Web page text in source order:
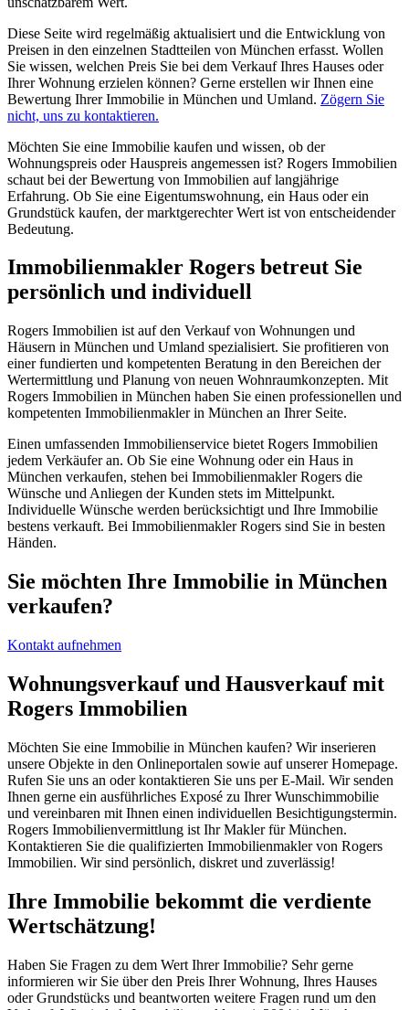
Diese Seite wird regelmäßig aktualisiert und die Entwicklung von
Preisen in den einzelnen Stadtteilen von München erfasst. Wollen
Sie wissen, welchen Preis Sie bei dem Verkauf Ihres Hauses oder
Ihrer Wohnung erzielen können? Gerne erstellen wir Ihnen eine
Bewertung Ihrer Immobilie in München und Umland. Zögern Sie
nicht, uns zu kontaktieren.
Möchten Sie eine Immobilie kaufen und wissen, ob der
Wohnungspreis oder Hauspreis angemessen ist? Rogers Immobilien
schaut bei der Bewertung von Immobilien auf langjährige
Erfahrung. Ob Sie eine Eigentumswohnung, ein Haus oder ein
Grundstück kaufen, der marktgerechter Wert ist von entscheidender
Bedeutung.
Immobilienmakler Rogers betreut Sie
persönlich und individuell
Rogers Immobilien ist auf den Verkauf von Wohnungen und
Häusern in München und Umland spezialisiert. Sie profitieren von
einer fundierten und kompetenten Beratung in den Bereichen der
Wertermittlung und Planung von neuen Wohnraumkonzepten. Mit
Rogers Immobilien in München haben Sie einen professionellen und
kompetenten Immobilienmakler in München an Ihrer Seite.
Einen umfassenden Immobilienservice bietet Rogers Immobilien
jedem Verkäufer an. Ob Sie eine Wohnung oder ein Haus in
München verkaufen, stehen bei Immobilienmakler Rogers die
Wünsche und Anliegen der Kunden stets im Mittelpunkt.
Individuelle Wünsche werden berücksichtigt und Ihre Immobilie
bestens verkauft. Bei Immobilienmakler Rogers sind Sie in besten
Händen.
Sie möchten Ihre Immobilie in München
verkaufen?
Kontakt aufnehmen
Wohnungsverkauf und Hausverkauf mit
Rogers Immobilien
Möchten Sie eine Immobilie in München kaufen? Wir inserieren
unsere Objekte in den Onlineportalen sowie auf unserer Homepage.
Rufen Sie uns an oder kontaktieren Sie uns per E-Mail. Wir senden
Ihnen gerne ein ausführliches Exposé zu Ihrer Wunschimmobilie
und vereinbaren mit Ihnen einen individuellen Besichtigungstermin.
Rogers Immobilienvermittlung ist Ihr Makler für München.
Kontaktieren Sie die qualifizierten Immobilienmakler von Rogers
Immobilien. Wir sind persönlich, diskret und zuverlässig!
Ihre Immobilie bekommt die verdiente
Wertschätzung!
Haben Sie Fragen zu dem Wert Ihrer Immobilie? Sehr gerne
informieren wir Sie über den Preis Ihrer Wohnung, Ihres Hauses
oder Grundstücks und beantworten weitere Fragen rund um den